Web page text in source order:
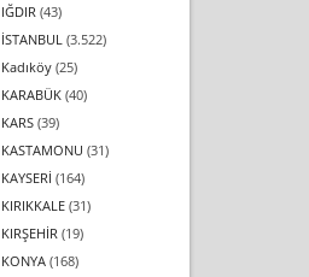
IĞDIR (43)
İSTANBUL (3.522)
Kadıköy(25)
KARABÜK(40)
KARS(39)
KASTAMONU (31)
KAYSERİ (164)
KIRIKKALE(31)
KIRŞEHİR (19)
KONYA(168)